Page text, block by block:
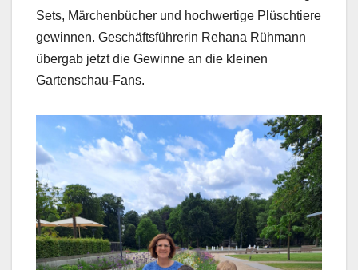
Sets, Märchenbücher und hochwertige Plüschtiere
gewinnen. Geschäftsführerin Rehana Rühmann
übergab jetzt die Gewinne an die kleinen
Gartenschau-Fans.